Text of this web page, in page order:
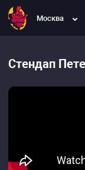
Москва
Стендап